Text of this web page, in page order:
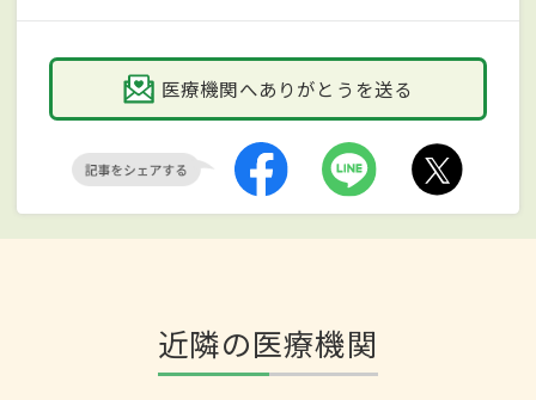
医療機関へありがとうを送る
近隣の医療機関